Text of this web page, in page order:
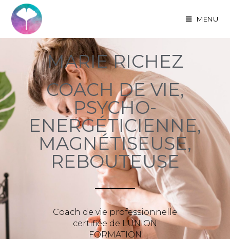
MENU
MARIE RICHEZ
COACH DE VIE,
PSYCHO-
ENERGÉTICIENNE,
MAGNÉTISEUSE,
REBOUTEUSE
Coach de vie professionnelle
certifiée de LUNION
FORMATION